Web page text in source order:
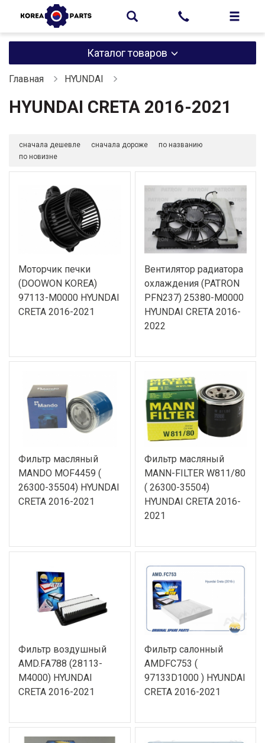
Каталог товаров
Главная HYUNDAI
HYUNDAI CRETA 2016-2021
сначала дешевле сначала дороже
по названию
по новизне
Моторчик печки
(DOOWON KOREA)
97113-M0000 HYUNDAI
CRETA 2016-2021
Вентилятор радиатора
охлаждения (PATRON
PFN237) 25380-M0000
HYUNDAI CRETA 2016-
2022
Фильтр масляный
MANDO MOF4459 (
26300-35504) HYUNDAI
CRETA 2016-2021
Фильтр масляный
MANN-FILTER W811/80
( 26300-35504)
HYUNDAI CRETA 2016-
2021
Фильтр воздушный
AMD.FA788 (28113-
M4000) HYUNDAI
CRETA 2016-2021
Фильтр салонный
AMDFC753 (
97133D1000 ) HYUNDAI
CRETA 2016-2021